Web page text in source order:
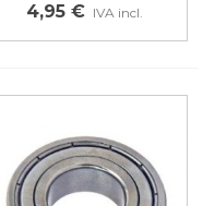
4,95 € IVA incl.